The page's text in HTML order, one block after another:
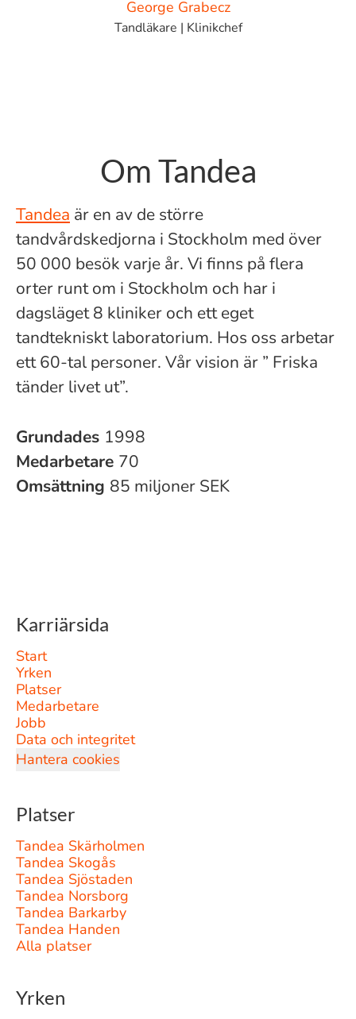
George Grabecz
Tandläkare | Klinikchef
Om Tandea
Tandea är en av de större
tandvårdskedjorna i Stockholm med över
50 000 besök varje år. Vi finns på flera
orter runt om i Stockholm och har i
dagsläget 8 kliniker och ett eget
tandtekniskt laboratorium. Hos oss arbetar
ett 60-tal personer. Vår vision är ” Friska
tänder livet ut”.
Grundades 1998
Medarbetare 70
Omsättning 85 miljoner SEK
Karriärsida
Start
Yrken
Platser
Medarbetare
Jobb
Data och integritet
Hantera cookies
Platser
Tandea Skärholmen
Tandea Skogås
Tandea Sjöstaden
Tandea Norsborg
Tandea Barkarby
Tandea Handen
Alla platser
Yrken